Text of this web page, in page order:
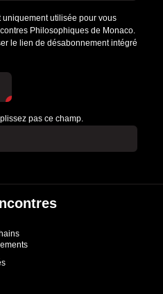
utilisée pour vous
Philosophiques de Monaco.
le lien de désabonnement intégré
pas ce champ.